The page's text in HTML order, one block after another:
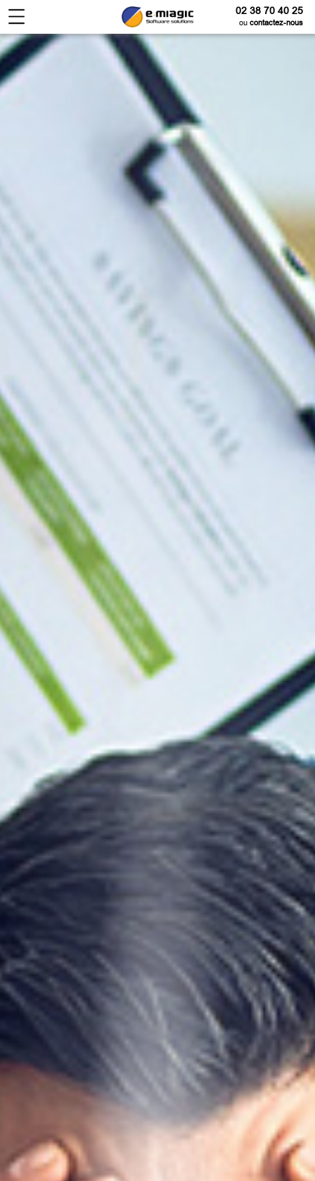
Entreprise
Expertise technique
Solutionssur-mesure
logiciel
02 38 70 40 25
ou contactez-nous